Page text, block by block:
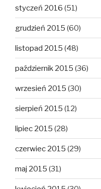
styczeń 2016 (51)
grudzień 2015 (60)
listopad 2015 (48)
październik 2015 (36)
wrzesień 2015 (30)
sierpień 2015 (12)
lipiec 2015 (28)
czerwiec 2015 (29)
maj 2015 (31)